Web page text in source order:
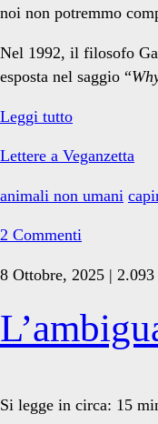
noi non potremmo
Nel 1992, il filosofo
esposta nel saggio “
Leggi tuttoIl
del
comprendere
animali
umani
è
ma
Lettere a Veganzetta
animali non umani
2 Commenti
8 Ottobre, 2025 |
Si legge in circa: 15